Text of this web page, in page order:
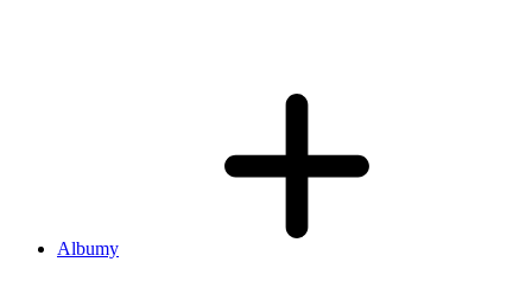
Albumy